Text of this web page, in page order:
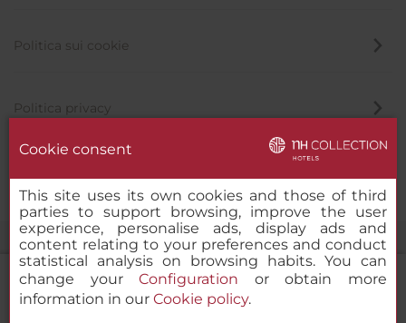
Politica sui cookie
Politica privacy
Cookie consent
This site uses its own cookies and those of third
parties to support browsing, improve the user
experience, personalise ads, display ads and
content relating to your preferences and conduct
statistical analysis on browsing habits. You can
change yourConfiguration or obtain more
information in our Cookie policy.